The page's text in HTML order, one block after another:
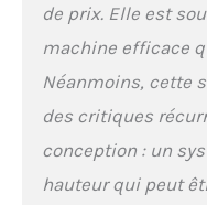
de prix. Elle est
machine efficace
Néanmoins, cette
des critiques
conception : un
hauteur qui peut